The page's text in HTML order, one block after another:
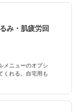
み・肌疲労回
メニューのオプシ
くれる。自宅用も